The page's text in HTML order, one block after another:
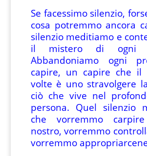
Se facessimo silenzio,
cosa potremmo ancora
silenzio meditiamo e
il mistero di ogni
Abbandoniamo ogni
capire, un capire che il
volte è uno stravolgere
ciò che vive nel
persona. Quel silenzio
che vorremmo
nostro, vorremmo
vorremmo